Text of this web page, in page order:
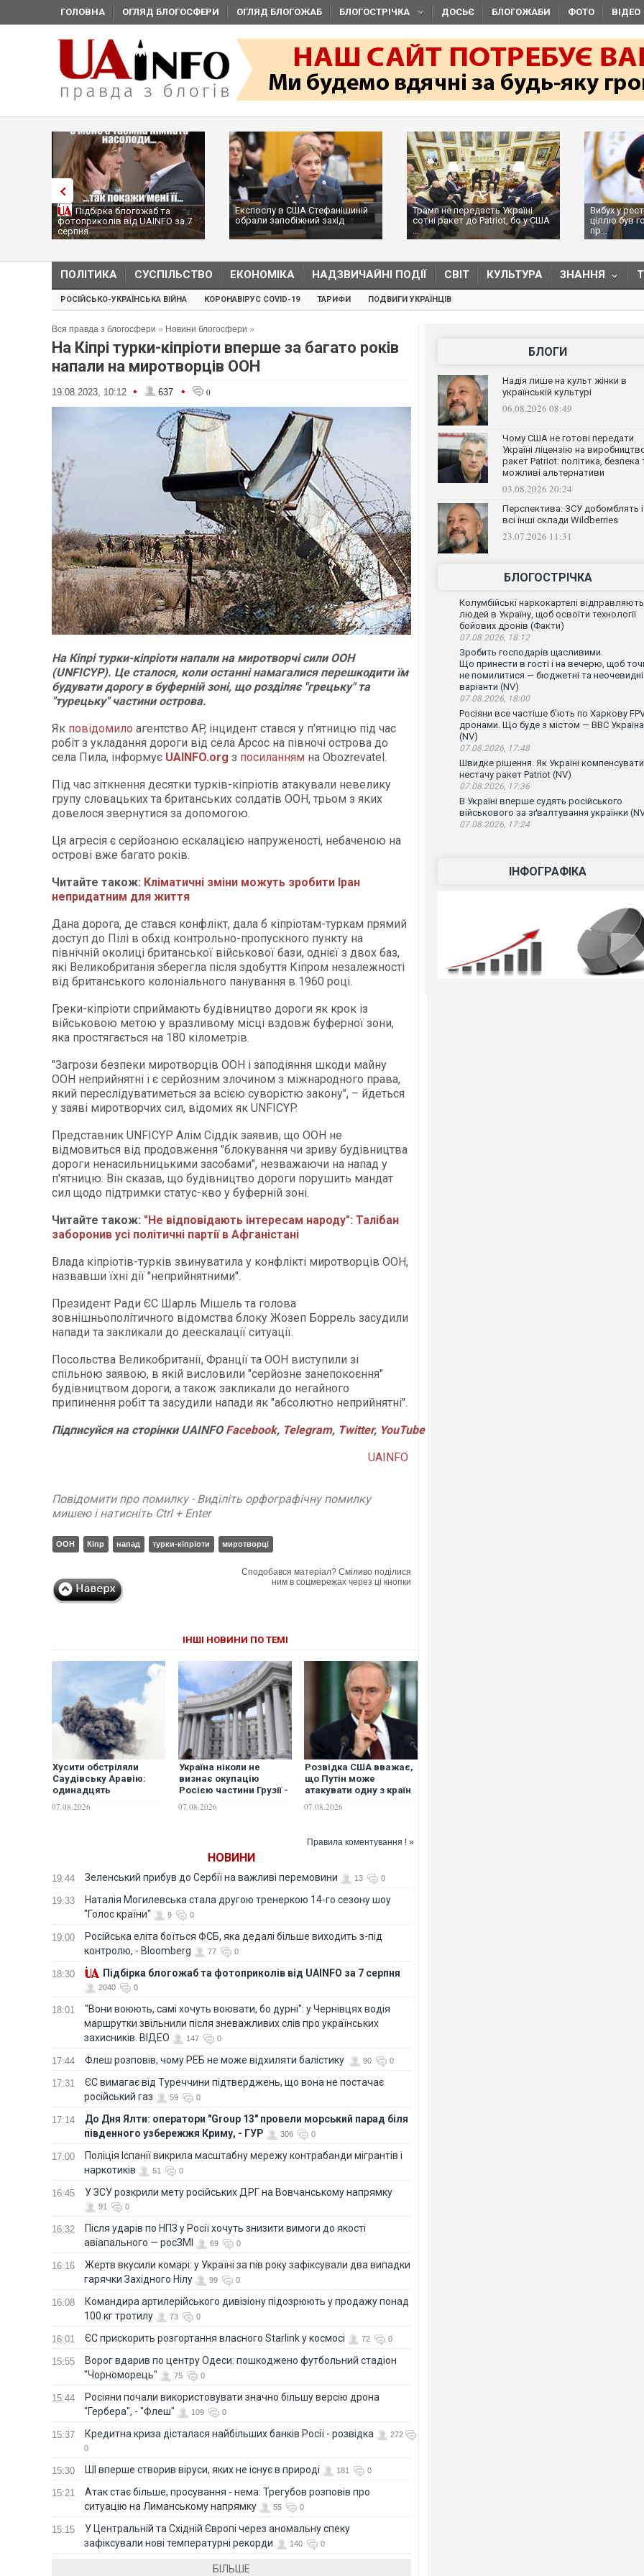
ГОЛОВНА ОГЛЯД БЛОГОСФЕРИ ОГЛЯД БЛОГОЖАБ БЛОГОСТРІЧКА ДОСЬЄ БЛОГОЖАБИ ФОТО ВІДЕО
Підбірка блогожаб та
фотоприколів від UAINFO за 7
серпня
Експослу в США Стефанішиній
обрали запобіжний захід
Трамп не передасть Україні
сотні ракет до Patriot, бо у США
...
Вибух у
ціллю був
пр...
ПОЛІТИКА СУСПІЛЬСТВО ЕКОНОМІКА НАДЗВИЧАЙНІ ПОДІЇ СВІТ КУЛЬТУРА ЗНАННЯ
РОСІЙСЬКО-УКРАЇНСЬКА ВІЙНА КОРОНАВІРУС COVID-19 ТАРИФИ ПОДВИГИ УКРАЇНЦІВ
Вся правда з блогосфери » Новини блогосфери »
На Кіпрі турки-кіпріоти вперше за багато років
напали на миротворців ООН
19.08.2023, 10:12 • 637 • 0
На Кіпрі турки-кіпріоти напали на миротворчі сили ООН
(UNFICYP). Це сталося, коли останні намагалися перешкодити їм
будувати дорогу в буферній зоні, що розділяє "грецьку" та
"турецьку" частини острова.
Як повідомило агентство AP, інцидент стався у п'ятницю під час
робіт з укладання дороги від села Арсос на півночі острова до
села Пила, інформує UAINFO.org з посиланням на Оbozrevatel.
Під час зіткнення десятки турків-кіпріотів атакували невелику
групу словацьких та британських солдатів ООН, трьом з яких
довелося звернутися за допомогою.
Ця агресія є серйозною ескалацією напруженості, небаченою на
острові вже багато років.
Читайте також: Кліматичні зміни можуть зробити Іран
непридатним для життя
Дана дорога, де стався конфлікт, дала б кіпріотам-туркам прямий
доступ до Пілі в обхід контрольно-пропускного пункту на
північній околиці британської військової бази, однієї з двох баз,
які Великобританія зберегла після здобуття Кіпром незалежності
від британського колоніального панування в 1960 році.
Греки-кіпріоти сприймають будівництво дороги як крок із
військовою метою у вразливому місці вздовж буферної зони,
яка простягається на 180 кілометрів.
"Загрози безпеки миротворців ООН і заподіяння шкоди майну
ООН неприйнятні і є серйозним злочином з міжнародного права,
який переслідуватиметься за всією суворістю закону", – йдеться
у заяві миротворчих сил, відомих як UNFICYP.
Представник UNFICYP Алім Сіддік заявив, що ООН не
відмовиться від продовження "блокування чи зриву будівництва
дороги ненасильницькими засобами", незважаючи на напад у
п'ятницю. Він сказав, що будівництво дороги порушить мандат
сил щодо підтримки статус-кво у буферній зоні.
Читайте також: "Не відповідають інтересам народу": Талібан
заборонив усі політичні партії в Афганістані
Влада кіпріотів-турків звинуватила у конфлікті миротворців ООН,
назвавши їхні дії "неприйнятними".
Президент Ради ЄС Шарль Мішель та голова
зовнішньополітичного відомства блоку Жозеп Боррель засудили
напади та закликали до деескалації ситуації.
Посольства Великобританії, Франції та ООН виступили зі
спільною заявою, в якій висловили "серйозне занепокоєння"
будівництвом дороги, а також закликали до негайного
припинення робіт та засудили напади як "абсолютно неприйнятні".
Підписуйся на сторінки UAINFO Facebook, Telegram, Twitter, YouTube
UAINFO
Повідомити про помилку - Виділіть орфографічну помилку
мишею і натисніть Ctrl + Enter
ООН Кіпр напад турки-кіпріоти миротворці
Сподобався матеріал? Сміливо поділися
ним в соцмережах через ці кнопки
ІНШІ НОВИНИ ПО ТЕМІ
Хусити обстріляли
Саудівську Аравію:
одинадцять
07.08.2026
Україна ніколи не
визнає окупацію
Росією частини Грузії -
07.08.2026
Розвідка США вважає,
що Путін може
атакувати одну з країн
WSJ
07.08.2026
Правила коментування ! »
НОВИНИ
19:44 Зеленський прибув до Сербії на важливі перемовини 13 0
19:33
Наталія Могилевська стала другою тренеркою 14-го сезону шоу
"Голос країни"
9 0
19:00
Російська еліта боїться ФСБ, яка дедалі більше виходить з-під
контролю, - Bloomberg
77 0
18:30 Підбірка блогожаб та фотоприколів від UAINFO за 7 серпня
2040 0
18:01
"Вони воюють, самі хочуть воювати, бо дурні": у Чернівцях водія
маршрутки звільнили після зневажливих слів про українських
захисників. ВІДЕО
147 0
17:44 Флеш розповів, чому РЕБ не може відхиляти балістику 90 0
17:31
ЄС вимагає від Туреччини підтверджень, що вона не постачає
російський газ
59 0
17:14
До Дня Ялти: оператори "Group 13" провели морський парад біля
південного узбережжя Криму, - ГУР
306 0
17:00
Поліція Іспанії викрила масштабну мережу контрабанди мігрантів і
наркотиків
51 0
16:45 У ЗСУ розкрили мету російських ДРГ на Вовчанському напрямку
91 0
16:32
Після ударів по НПЗ у Росії хочуть знизити вимоги до якості
авіапального — росЗМІ
69 0
16:16
Жертв вкусили комарі: у Україні за пів року зафіксували два випадки
гарячки Західного Нілу
99 0
16:08
Командира артилерійського дивізіону підозрюють у продажу понад
100 кг тротилу
73 0
16:01 ЄС прискорить розгортання власного Starlink у космосі 72 0
15:55
Ворог вдарив по центру Одеси: пошкоджено футбольний стадіон
"Чорноморець"
75 0
15:44
Росіяни почали використовувати значно більшу версію дрона
"Гербера", - "Флеш"
109 0
15:37 Кредитна криза дісталася найбільших банків Росії - розвідка
272
0
15:30 ШІ вперше створив віруси, яких не існує в природі 181 0
15:21
Атак стає більше, просування - нема: Трегубов розповів про
ситуацію на Лиманському напрямку
55 0
15:15
У Центральній та Східній Європі через аномальну спеку
зафіксували нові температурні рекорди
140 0
БІЛЬШЕ
БЛОГИ
Надія лише на культ жінки в
українській культурі
06.08.2026 08:49
Чому США не готові передати
Україні ліцензію на
ракет Patriot: політика, безпека
можливі альтернативи
03.08.2026 20:24
Перспектива: ЗСУ добомблять і
всі інші склади Wildberries
23.07.2026 11:31
БЛОГОСТРІЧКА
Колумбійські наркокартелі відправляють
людей в Україну, щоб освоїти технології
бойових дронів (Факти)
07.08.2026, 18:12
Зробить господарів щасливими.
Що принести в гості і на вечерю, щоб
не помилитися — бюджетні та неочевидні
варіанти (NV)
07.08.2026, 18:00
Росіяни все частіше бʼють по Харкову
дронами. Що буде з містом — ВВС Україна
(NV)
07.08.2026, 17:48
Швидке рішення. Як Україні компенсувати
нестачу ракет Patriot (NV)
07.08.2026, 17:36
В Україні вперше судять російського
військового за зґвалтування українки
07.08.2026, 17:24
ІНФОГРАФІКА